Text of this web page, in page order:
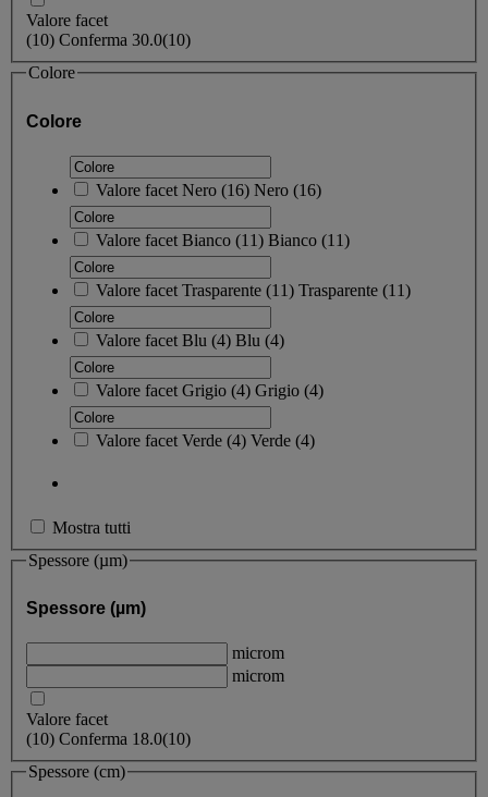
Valore facet
(10) Conferma 30.0(10)
Colore
Colore
Valore facet Nero (16) Nero (16)
Valore facet Bianco (11) Bianco (11)
Valore facet Trasparente (11) Trasparente (11)
Valore facet Blu (4) Blu (4)
Valore facet Grigio (4) Grigio (4)
Valore facet Verde (4) Verde (4)
Mostra tutti
Spessore (µm)
Spessore (µm)
microm
microm
Valore facet
(10) Conferma 18.0(10)
Spessore (cm)